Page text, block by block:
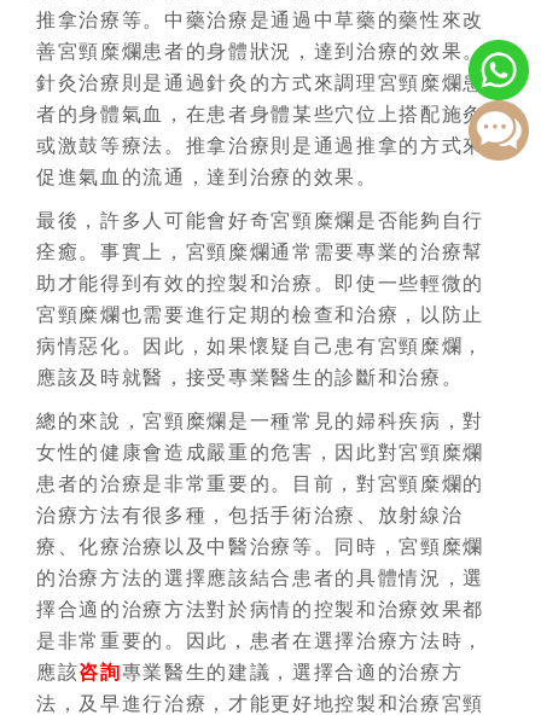
推拿治療等。中藥治療是通過中草藥的藥性來改
善宮頸糜爛患者的身體狀況，達到治療的效果。
針灸治療則是通過針灸的方式來調理宮頸糜爛患
者的身體氣血，在患者身體某些穴位上搭配施灸
或激鼓等療法。推拿治療則是通過推拿的方式來
促進氣血的流通，達到治療的效果。
最後，許多人可能會好奇宮頸糜爛是否能夠自行
痊癒。事實上，宮頸糜爛通常需要專業的治療幫
助才能得到有效的控製和治療。即使一些輕微的
宮頸糜爛也需要進行定期的檢查和治療，以防止
病情惡化。因此，如果懷疑自己患有宮頸糜爛，
應該及時就醫，接受專業醫生的診斷和治療。
總的來說，宮頸糜爛是一種常見的婦科疾病，對
女性的健康會造成嚴重的危害，因此對宮頸糜爛
患者的治療是非常重要的。目前，對宮頸糜爛的
治療方法有很多種，包括手術治療、放射線治
療、化療治療以及中醫治療等。同時，宮頸糜爛
的治療方法的選擇應該結合患者的具體情況，選
擇合適的治療方法對於病情的控製和治療效果都
是非常重要的。因此，患者在選擇治療方法時，
應該咨詢專業醫生的建議，選擇合適的治療方
法，及早進行治療，才能更好地控製和治療宮頸